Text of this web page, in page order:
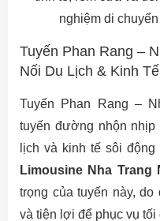
nghiệm di
Tuyến Phan Rang –
Nối Du Lịch & Kinh Tế
Tuyến Phan Rang –
tuyến đường nhộn nhịp
lịch và kinh tế sôi
Limousine Nha Trang
trọng của tuyến này,
và tiện lợi để phục vụ tối